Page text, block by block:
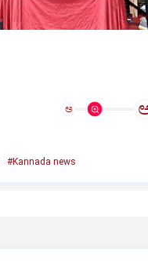
ಅ
#Kannada news